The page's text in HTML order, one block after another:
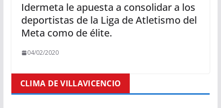
Idermeta le apuesta a consolidar a los
deportistas de la Liga de Atletismo del
Meta como de élite.
04/02/2020
CLIMA DE VILLAVICENCIO